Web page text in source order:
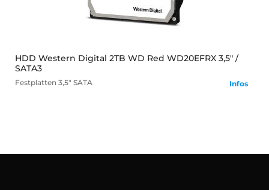
HDD Western Digital 2TB WD Red WD20EFRX 3,5" /
SATA3
Festplatten 3,5" SATA Infos